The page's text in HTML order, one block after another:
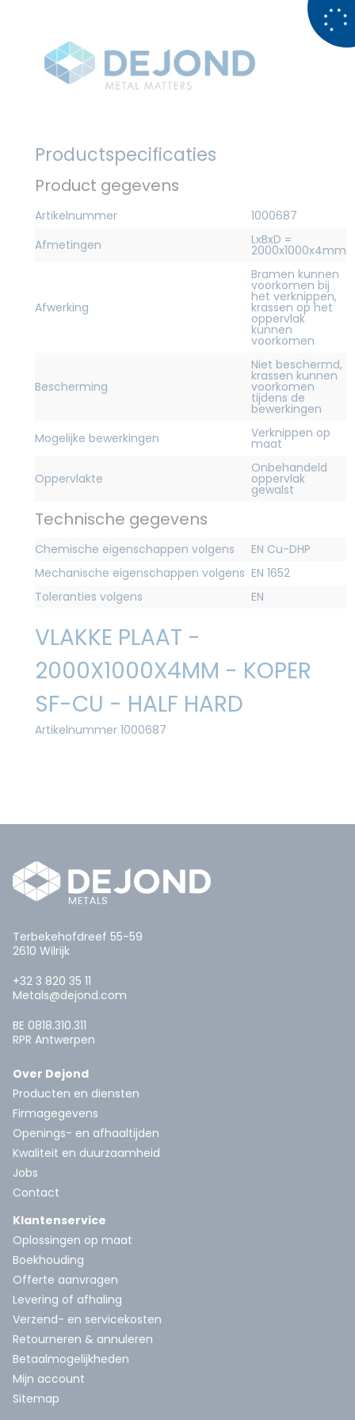
Productspecificaties
Product gegevens
Artikelnummer
1000687
Afmetingen
LxBxD =
2000x1000x4mm
Afwerking
Bramen kunnen
voorkomen bij
het verknippen,
krassen op het
oppervlak
kunnen
voorkomen
Bescherming
Niet beschermd,
krassen kunnen
voorkomen
tijdens de
bewerkingen
Mogelijke bewerkingen
Verknippen op
maat
Oppervlakte
Onbehandeld
oppervlak
gewalst
Technische gegevens
Chemische eigenschappen volgens
EN Cu-DHP
Mechanische eigenschappen volgens EN 1652
Toleranties volgens
EN
VLAKKE PLAAT -
2000X1000X4MM - KOPER
SF-CU - HALF HARD
Artikelnummer 1000687
Terbekehofdreef 55-59
2610 Wilrijk
+32 3 820 35 11
Metals@dejond.com
BE 0818.310.311
RPR Antwerpen
Over Dejond
Producten en diensten
Firmagegevens
Openings- en afhaaltijden
Kwaliteit en duurzaamheid
Jobs
Contact
Klantenservice
Oplossingen op maat
Boekhouding
Offerte aanvragen
Levering of afhaling
Verzend- en servicekosten
Retourneren & annuleren
Betaalmogelijkheden
Mijn account
Sitemap